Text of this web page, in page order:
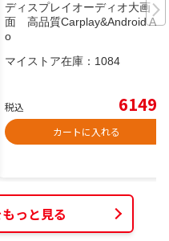
ディスプレイオーディオ大画
面 高品質Carplay&Android Aut
o
マイストア在庫： 1084
税込 6149
カートに入れる
っと見る